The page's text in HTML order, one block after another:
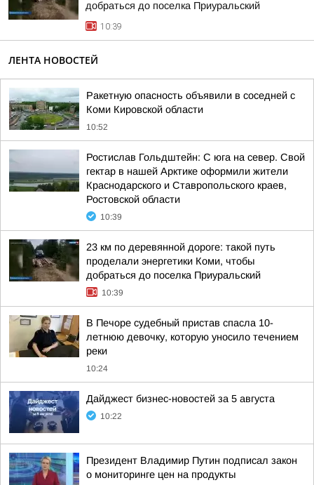
добраться до поселка Приуральский
10:39
ЛЕНТА НОВОСТЕЙ
Ракетную опасность объявили в соседней с
Коми Кировской области
10:52
Ростислав Гольдштейн: С юга на север. Свой
гектар в нашей Арктике оформили жители
Краснодарского и Ставропольского краев,
Ростовской области
10:39
23 км по деревянной дороге: такой путь
проделали энергетики Коми, чтобы
добраться до поселка Приуральский
10:39
В Печоре судебный пристав спасла 10-
летнюю девочку, которую уносило течением
реки
10:24
Дайджест бизнес-новостей за 5 августа
10:22
Президент Владимир Путин подписал закон
о мониторинге цен на продукты